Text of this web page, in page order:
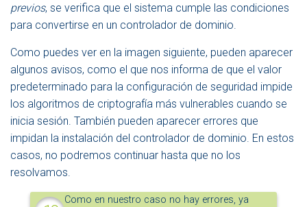
previos, se verifica que el sistema cumple las condiciones
para convertirse en un controlador de dominio.
Como puedes ver en la imagen siguiente, pueden aparecer
algunos avisos, como el que nos informa de que el valor
predeterminado para la configuración de seguridad impide
los algoritmos de criptografía más vulnerables cuando se
inicia sesión. También pueden aparecer errores que
impidan la instalación del controlador de dominio. En estos
casos, no podremos continuar hasta que no los
resolvamos.
Como en nuestro caso no hay errores, ya